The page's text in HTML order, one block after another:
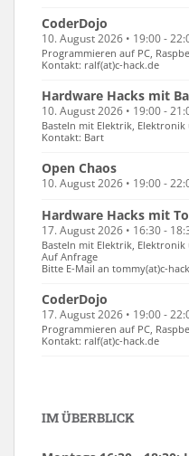
CoderDojo
10. August 2026 • 19:00 -
Programmieren auf PC,
Kontakt: ralf(at)c-hack.de
Hardware Hacks mit
10. August 2026 • 19:00 -
Basteln mit Elektrik,
Kontakt: Bart
Open Chaos
10. August 2026 • 19:00 -
Hardware Hacks mit
17. August 2026 • 16:30 -
Basteln mit Elektrik,
Auf Anfrage
Bitte E-Mail an tommy(at)c-
CoderDojo
17. August 2026 • 19:00 -
Programmieren auf PC,
Kontakt: ralf(at)c-hack.de
IM ÜBERBLICK